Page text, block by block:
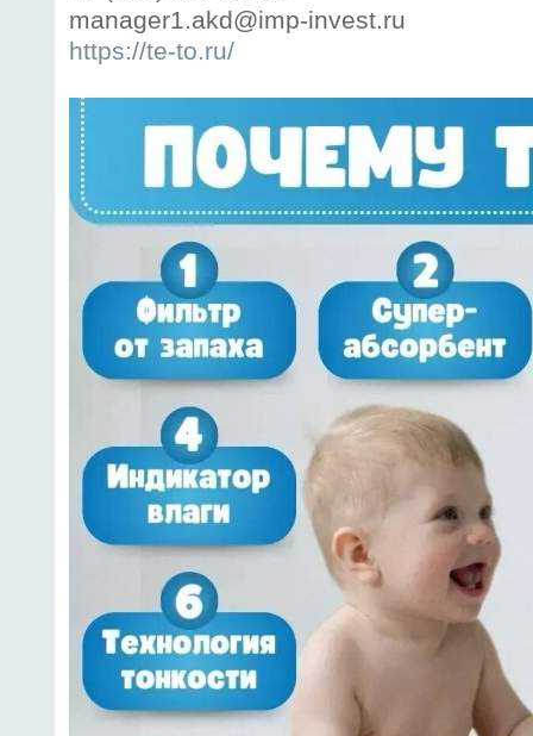
manager1.akd@imp-invest.ru
https://te-to.ru/